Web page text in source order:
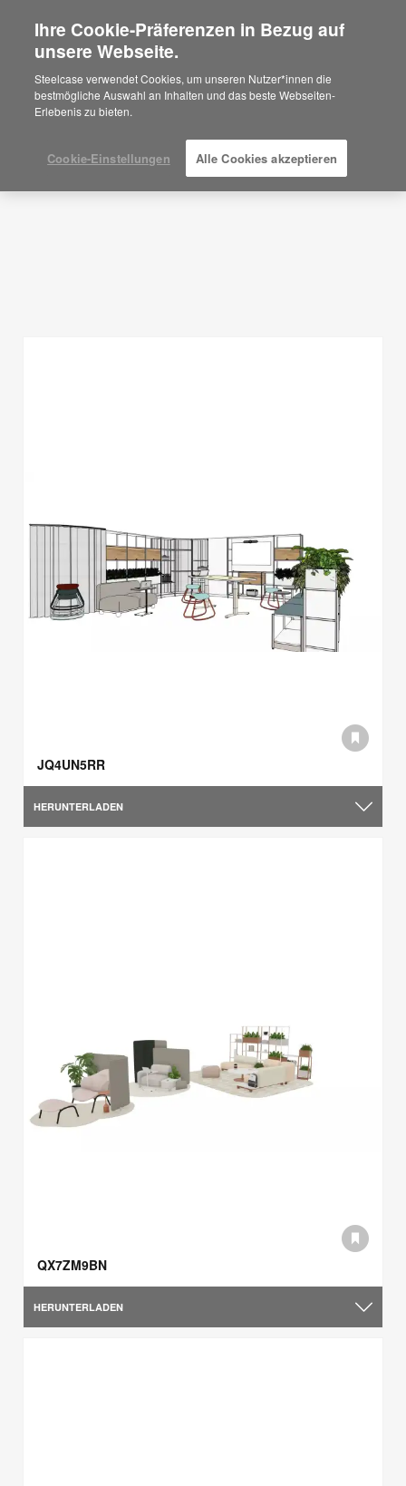
Are you in United States?
Would you like to see Products we sell in
your region?
Americas
Español
Planungsideen
JQ4UN5RR
HERUNTERLADEN
QX7ZM9BN
HERUNTERLADEN
Ihre Cookie-Präferenzen in Bezug auf
unsere Webseite.
Steelcase verwendet Cookies, um unseren Nutzer*innen die
bestmögliche Auswahl an Inhalten und das beste Webseiten-
Erlebenis zu bieten.
Cookie-Einstellungen Alle Cookies akzeptieren